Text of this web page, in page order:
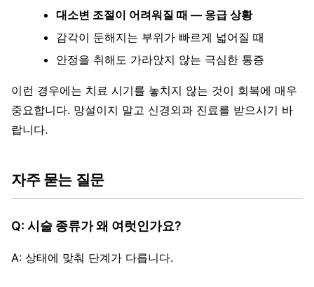
대소변 조절이 어려워질 때 — 응급 상황
감각이 둔해지는 부위가 빠르게 넓어질 때
안정을 취해도 가라앉지 않는 극심한 통증
이런 경우에는 치료 시기를 놓치지 않는 것이 회복에 매우
중요합니다. 망설이지 말고 신경외과 진료를 받으시기 바
랍니다.
자주 묻는 질문
Q: 시술 종류가 왜 여럿인가요?
A: 상태에 맞춰 단계가 다릅니다.